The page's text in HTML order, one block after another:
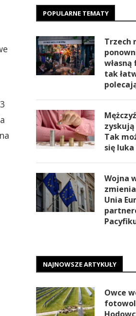
POPULARNE TEMATY
Trzech
tak
Tak
się luka
Wojna
Unia
NAJNOWSZE ARTYKUŁY
Owce